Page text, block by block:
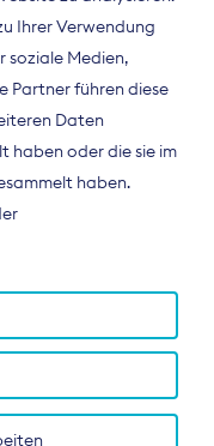
und
der
Ihrer Verwendung
soziale Medien,
Partner führen diese
Daten
haben oder die sie im
haben.